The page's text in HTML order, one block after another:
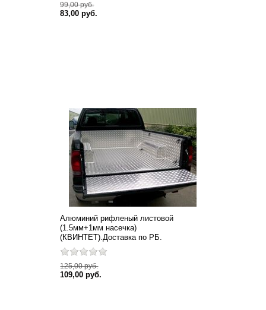
99,00 руб.
83,00 руб.
Алюминий рифленый листовой
(1.5мм+1мм насечка)
(КВИНТЕТ).Доставка по РБ.
125,00 руб.
109,00 руб.